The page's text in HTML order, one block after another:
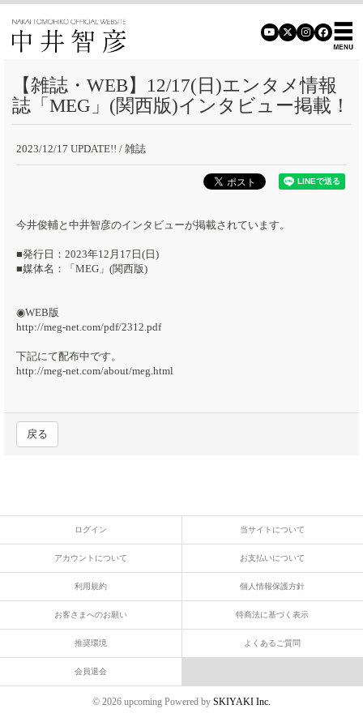
【雑誌・WEB】12/17(日)エンタメ情報
誌「MEG」(関西版)インタビュー掲載！
2023/12/17 UPDATE!! / 雑誌
今井俊輔と中井智彦のインタビューが掲載されています。
■発行日：2023年12月17日(日)
■媒体名：「MEG」(関西版)
◉WEB版
http://meg-net.com/pdf/2312.pdf
下記にて配布中です。
http://meg-net.com/about/meg.html
戻る
ログイン 当サイトについて
アカウントについて お支払いについて
利用規約 個人情報保護方針
お客さまへのお願い 特商法に基づく表示
推奨環境 よくあるご質問
会員退会
© 2026 upcoming Powered by SKIYAKI Inc.